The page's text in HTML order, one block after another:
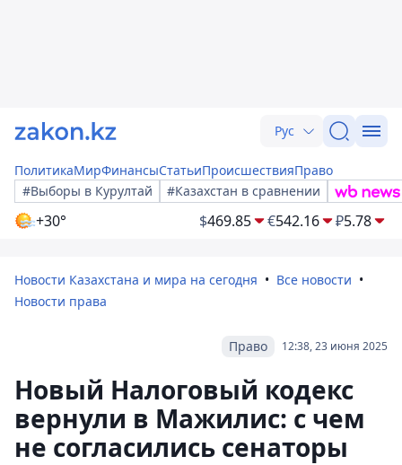
Рус
ПолитикаМирФинансыСтатьиПроисшествияПраво
#Выборы в Курултай
#Казахстан в сравнении
+30° $469.85 €542.16 ₽5.78
Новости Казахстана и мира на сегодня
Все новости
Новости права
12:38, 23 июня 2025
Право
Новый Налоговый кодекс
вернули в Мажилис: с чем
не согласились сенаторы